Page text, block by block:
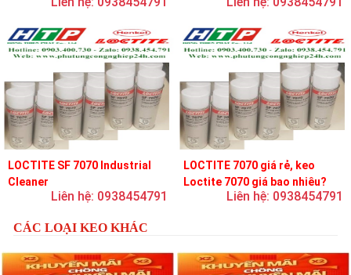
và chất bôi trơn
LOCTITE SF 7070 Industrial
Cleaner
Liên hệ: 0938454791
LOCTITE 7070 giá rẻ, keo
Loctite 7070 giá bao nhiêu?
Liên hệ: 0938454791
CÁC LOẠI KEO KHÁC